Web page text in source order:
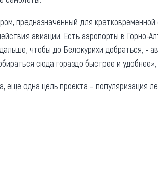
предназначенный для
авиации. Есть аэропорты в Горно-
чтобы до Белокурихи добраться, -
сюда гораздо быстрее и
еще одна цель проекта – популяризация